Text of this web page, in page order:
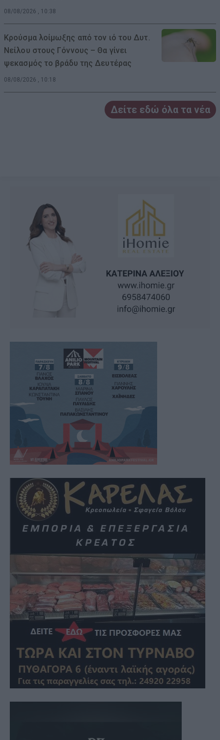
08/08/2026 , 10:38
Κρούσμα λοίμωξης από τον ιό του Δυτ.
Νείλου στους Γόννους – Θα γίνει
ψεκασμός το βράδυ της Δευτέρας
08/08/2026 , 10:18
Δείτε εδώ όλα τα νέα